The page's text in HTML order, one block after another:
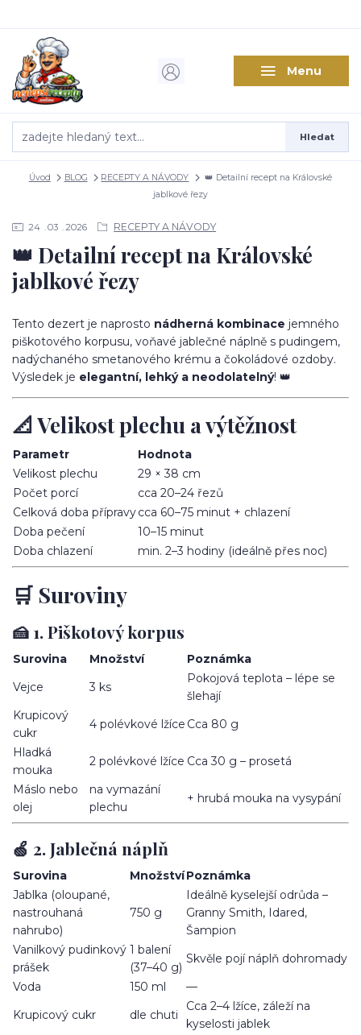
Menu
Hledat
Úvod BLOG RECEPTY A NÁVODY
👑 Detailní recept na Královské
jablkové řezy
24 03 2026 RECEPTY A NÁVODY
👑 Detailní recept na Královské
jablkové řezy
Tento dezert je naprosto nádherná kombinace jemného
piškotového korpusu, voňavé jablečné náplně s pudingem,
nadýchaného smetanového krému a čokoládové ozdoby.
Výsledek je elegantní, lehký a neodolatelný! 👑
📐 Velikost plechu a výtěžnost
Parametr
Hodnota
Velikost plechu
29 × 38 cm
Počet porcí
cca 20–24 řezů
Celková doba přípravycca 60–75 minut + chlazení
Doba pečení
10–15 minut
Doba chlazení
min. 2–3 hodiny (ideálně přes noc)
🛒 Suroviny
🍰 1. Piškotový korpus
Surovina Množství
Poznámka
Vejce
3 ks
Pokojová teplota – lépe se
šlehají
Krupicový
cukr
4 polévkové lžíce Cca 80 g
Hladká
mouka
2 polévkové lžíce Cca 30 g – prosetá
Máslo nebo
olej
na vymazání
plechu
+ hrubá mouka na vysypání
🍏 2. Jablečná náplň
Surovina MnožstvíPoznámka
Jablka (oloupané,
nastrouhaná
nahrubo)
750 g
Ideálně kyselejší odrůda –
Granny Smith, Idared,
Šampion
Vanilkový pudinkový
prášek
1 balení
(37–40 g)
Skvěle pojí náplň dohromady
Voda
150 ml
—
Krupicový cukr
dle chuti
Cca 2–4 lžíce, záleží na
kyselosti jablek